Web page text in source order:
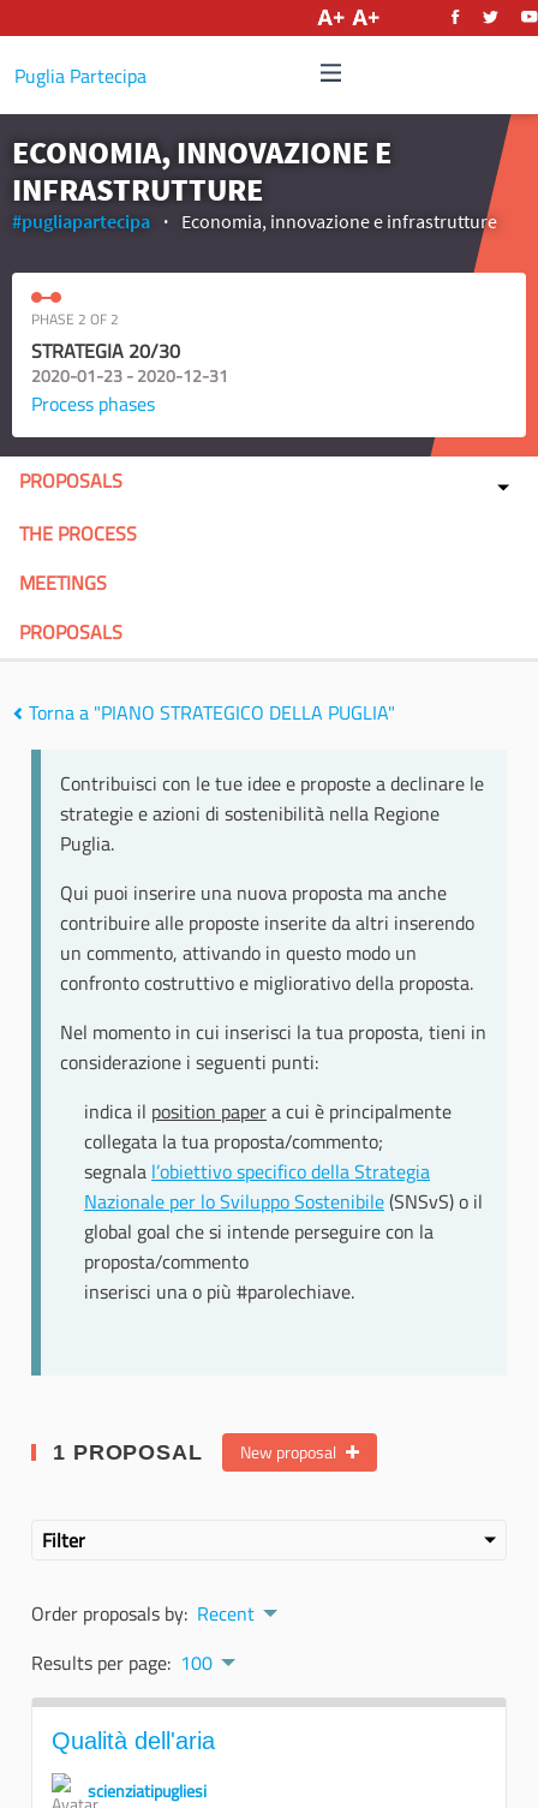
Puglia Partecipa
ECONOMIA, INNOVAZIONE E
INFRASTRUTTURE
#pugliapartecipa Economia, innovazione e infrastrutture
PHASE 2 OF 2
STRATEGIA 20/30
2020-01-23 - 2020-12-31
Process phases
PROPOSALS
THE PROCESS
MEETINGS
PROPOSALS
Torna a "PIANO STRATEGICO DELLA PUGLIA"
Contribuisci con le tue idee e proposte a declinare le
strategie e azioni di sostenibilità nella Regione
Puglia.
Qui puoi inserire una nuova proposta ma anche
contribuire alle proposte inserite da altri inserendo
un commento, attivando in questo modo un
confronto costruttivo e migliorativo della proposta.
Nel momento in cui inserisci la tua proposta, tieni in
considerazione i seguenti punti:
indica il position papera cui è principalmente
collegata la tua proposta/commento;
segnala l’obiettivo specifico della Strategia
Nazionale per lo Sviluppo Sostenibile(SNSvS) o il
global goal che si intende perseguire con la
proposta/commento
inserisci una o più #parolechiave.
1 PROPOSAL New proposal
Filter
Order proposals by: Recent
Results per page: 100
Qualità dell'aria
scienziatipugliesi